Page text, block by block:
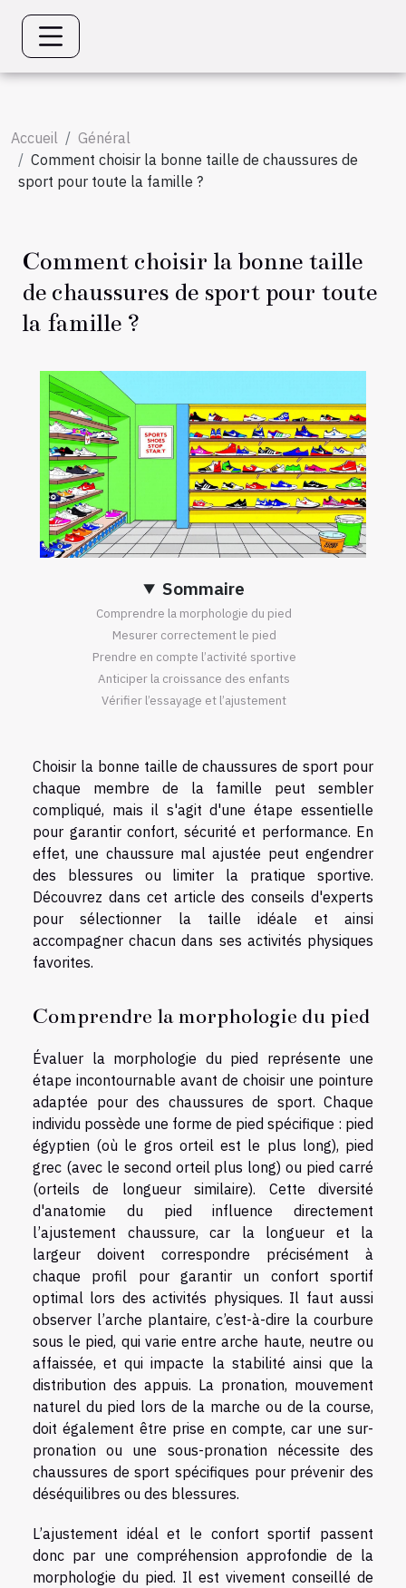
Accueil
Général
Comment choisir la bonne taille de chaussures de
sport pour toute la famille ?
Comment choisir la bonne taille
de chaussures de sport pour toute
la famille ?
Sommaire
Comprendre la morphologie du pied
Mesurer correctement le pied
Prendre en compte l’activité sportive
Anticiper la croissance des enfants
Vérifier l’essayage et l’ajustement
Choisir la bonne taille de chaussures de sport pour
chaque membre de la famille peut sembler
compliqué, mais il s'agit d'une étape essentielle
pour garantir confort, sécurité et performance. En
effet, une chaussure mal ajustée peut engendrer
des blessures ou limiter la pratique sportive.
Découvrez dans cet article des conseils d'experts
pour sélectionner la taille idéale et ainsi
accompagner chacun dans ses activités physiques
favorites.
Comprendre la morphologie du pied
Évaluer la morphologie du pied représente une
étape incontournable avant de choisir une pointure
adaptée pour des chaussures de sport. Chaque
individu possède une forme de pied spécifique : pied
égyptien (où le gros orteil est le plus long), pied
grec (avec le second orteil plus long) ou pied carré
(orteils de longueur similaire). Cette diversité
d'anatomie du pied influence directement
l’ajustement chaussure, car la longueur et la
largeur doivent correspondre précisément à
chaque profil pour garantir un confort sportif
optimal lors des activités physiques. Il faut aussi
observer l’arche plantaire, c’est-à-dire la courbure
sous le pied, qui varie entre arche haute, neutre ou
affaissée, et qui impacte la stabilité ainsi que la
distribution des appuis. La pronation, mouvement
naturel du pied lors de la marche ou de la course,
doit également être prise en compte, car une sur-
pronation ou une sous-pronation nécessite des
chaussures de sport spécifiques pour prévenir des
déséquilibres ou des blessures.
L’ajustement idéal et le confort sportif passent
donc par une compréhension approfondie de la
morphologie du pied. Il est vivement conseillé de